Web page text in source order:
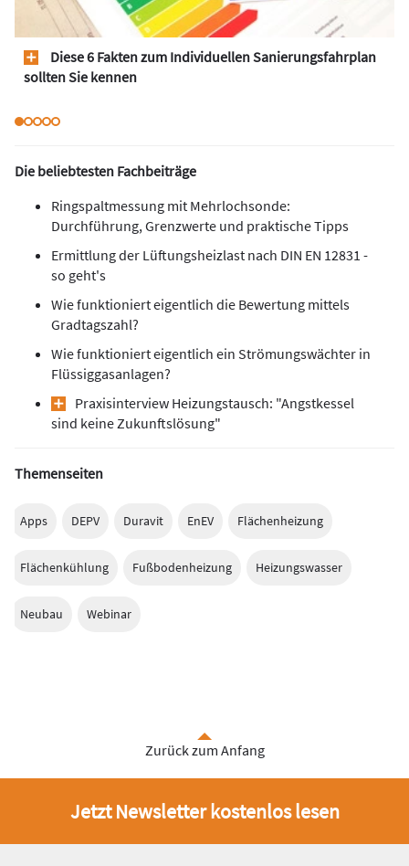
Diese 6 Fakten zum Individuellen Sanierungsfahrplan
sollten Sie kennen
Die beliebtesten Fachbeiträge
Ringspaltmessung mit Mehrlochsonde:
Durchführung, Grenzwerte und praktische Tipps
Ermittlung der Lüftungsheizlast nach DIN EN 12831 -
so geht's
Wie funktioniert eigentlich die Bewertung mittels
Gradtagszahl?
Wie funktioniert eigentlich ein Strömungswächter in
Flüssiggasanlagen?
Praxisinterview Heizungstausch: "Angstkess el
sind keine Zukunftslösung"
Themenseiten
Apps DEPV Duravit EnEV Flächenheizung
Flächenkühlung Fußbodenheizung Heizungswasser
Neubau Webinar
Zurück zum Anfang
Jetzt Newsletter kostenlos lesen